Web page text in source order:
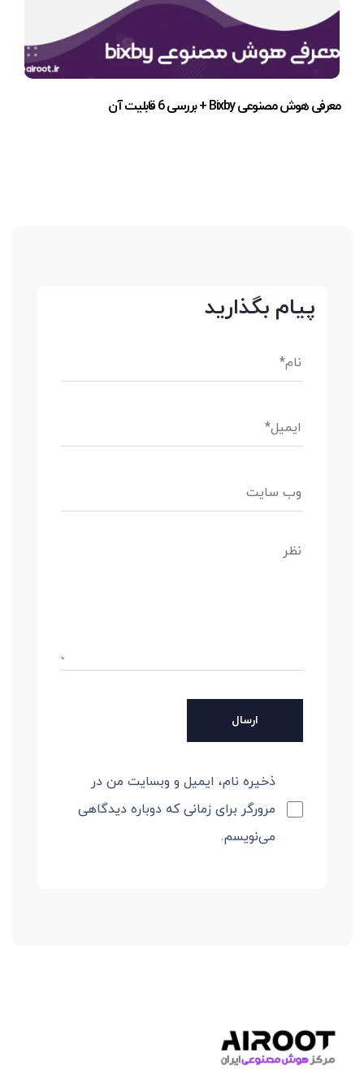
معرفی هوش مصنوعی Bixby + بررسی 6 قابلیت آن
پیام بگذارید
ذخیره نام، ایمیل و وبسایت من در
مرورگر برای زمانی که دوباره دیدگاهی
می‌نویسم.